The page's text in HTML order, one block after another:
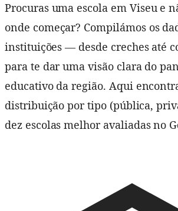
Procuras uma escola em Viseu e
onde começar? Compilámos os
instituições — desde creches até
para te dar uma visão clara do
educativo da região. Aqui
distribuição por tipo (pública,
dez escolas melhor avaliadas no